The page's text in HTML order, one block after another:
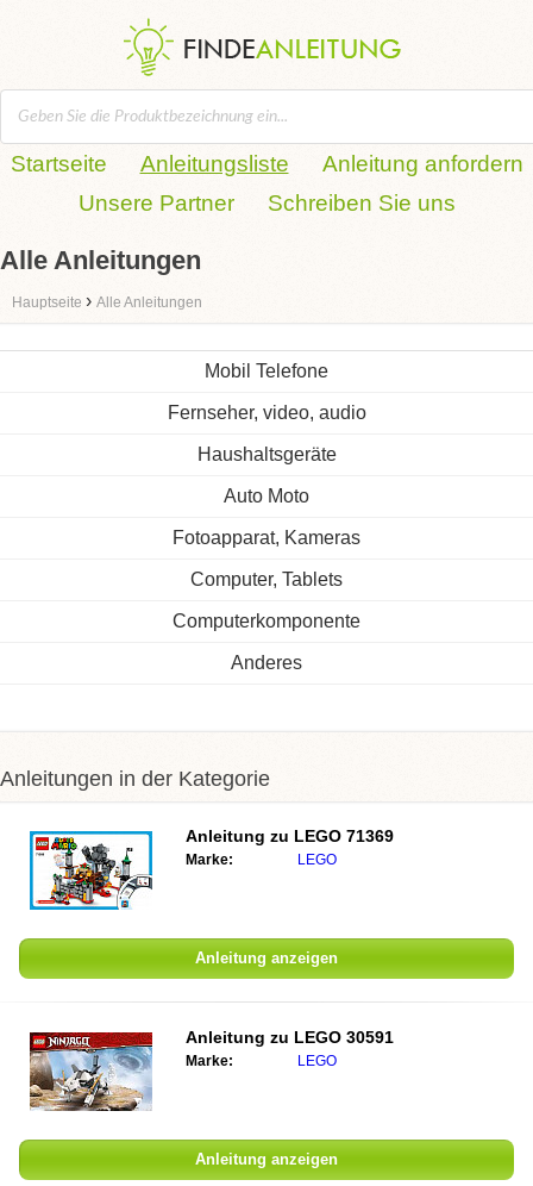
Startseite Anleitungsliste
Anleitung anfordern
Unsere Partner
Schreiben Sie uns
Alle Anleitungen
Hauptseite › Alle Anleitungen
Mobil Telefone
Fernseher, video, audio
Haushaltsgeräte
Auto Moto
Fotoapparat, Kameras
Computer, Tablets
Computerkomponente
Anderes
Anleitungen in der Kategorie
Anleitung zu LEGO 71369
Marke: LEGO
Anleitung anzeigen
Anleitung zu LEGO 30591
Marke: LEGO
Anleitung anzeigen